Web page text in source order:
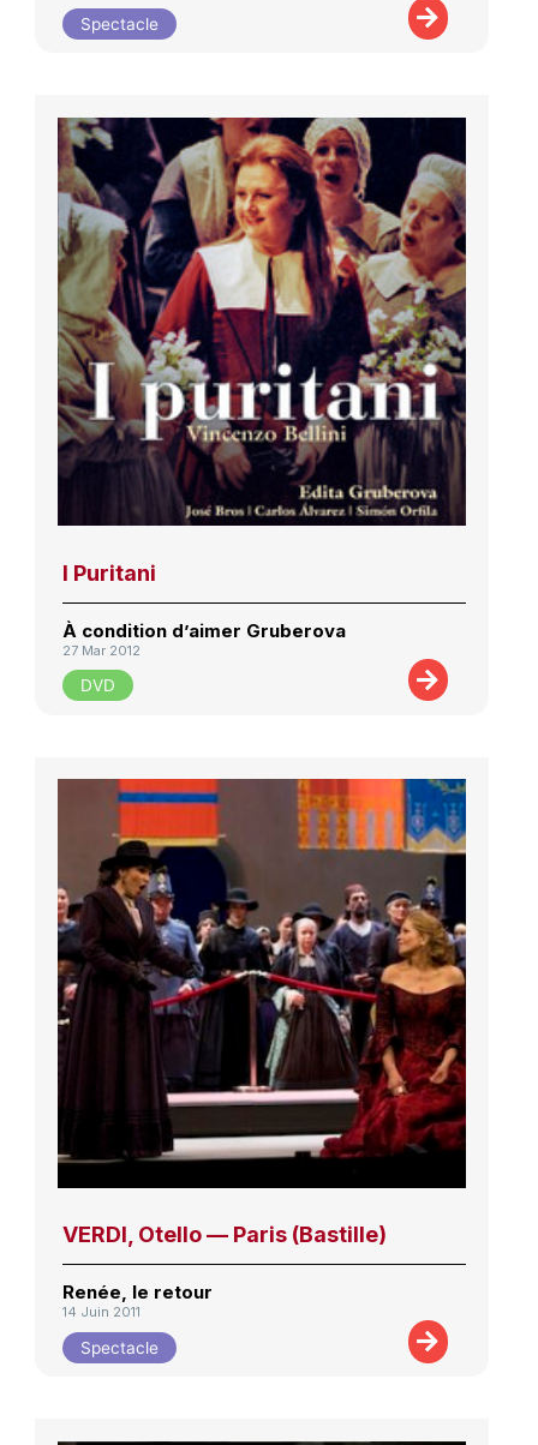
Spectacle
I Puritani
À condition d’aimer Gruberova
27 Mar 2012
DVD
VERDI, Otello — Paris (Bastille)
Renée, le retour
14 Juin 2011
Spectacle